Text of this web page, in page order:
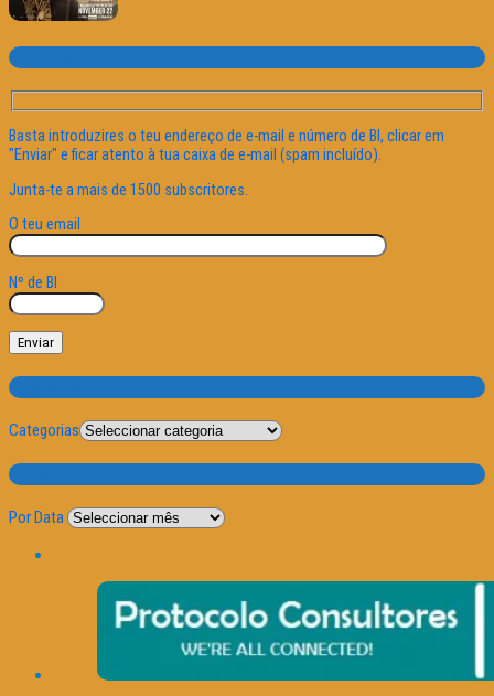
Subscrever o site
Basta introduzires o teu endereço de e-mail e número de BI, clicar em
"Enviar" e ficar atento à tua caixa de e-mail (spam incluído).
Junta-te a mais de 1500 subscritores.
O teu email
Nº de BI
Categorias
Categorias
Por Data
Por Data